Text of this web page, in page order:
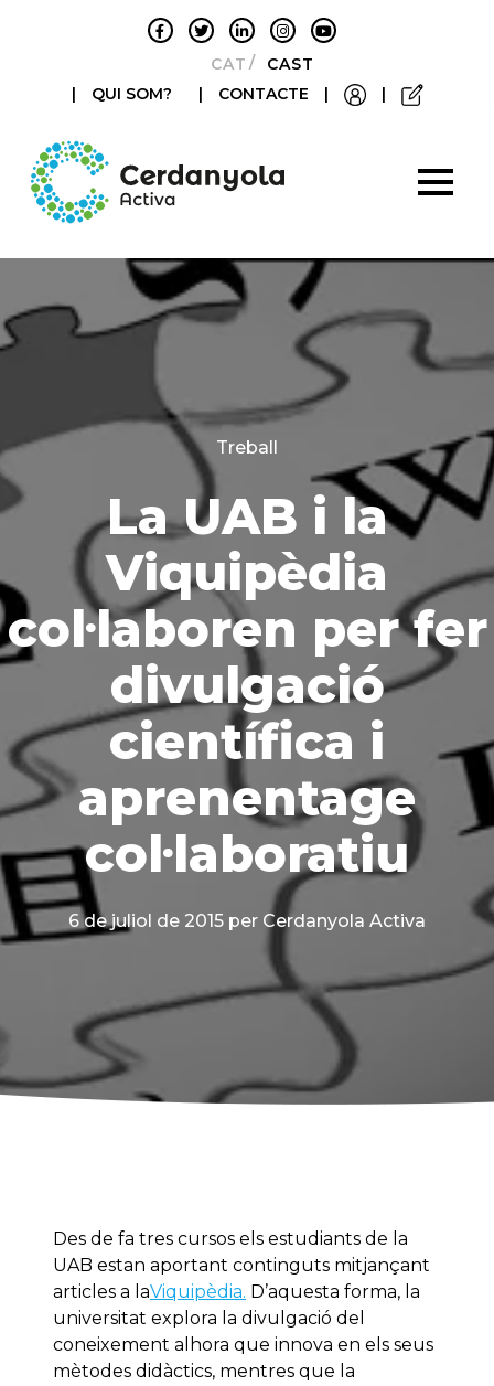
CATALÀCASTELLANO
|
QUI SOM? | CONTACTE | |
Categories
Treball
La UAB i la
Viquipèdia
col·laboren per fer
divulgació
científica i
aprenentage
col·laboratiu
6 de juliol de 2015 per Cerdanyola Activa
Des de fa tres cursos els estudiants de la
UAB estan aportant continguts mitjançant
articles a laViquipèdia. D’aquesta forma, la
universitat explora la divulgació del
coneixement alhora que innova en els seus
mètodes didàctics, mentres que la